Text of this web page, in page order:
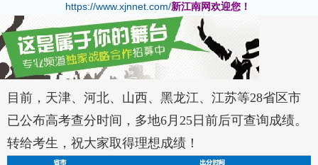
https://www.xjnnet.com/新江南网欢迎您！
目前，天津、河北、山西、黑龙江、江苏等28省区市
已公布高考查分时间，多地6月25日前后可查询成绩。
转给考生，祝大家取得理想成绩！